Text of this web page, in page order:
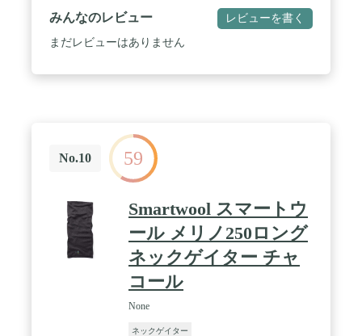
みんなのレビュー レビューを書く
まだレビューはありません
No.10 59
Smartwool スマートウ
ール メリノ250ロング
ネックゲイター チャ
コール
None
ネックゲイター